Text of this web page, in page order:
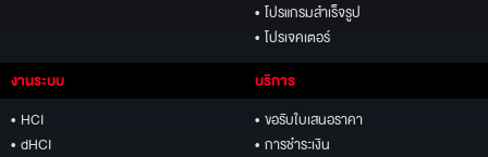
• โปรแกรมสำเร็จรูป
• โปรเจคเตอร์
งานระบบ
• HCI
• dHCI
บริการ
• ขอรับใบเสนอราคา
• การชำระเงิน